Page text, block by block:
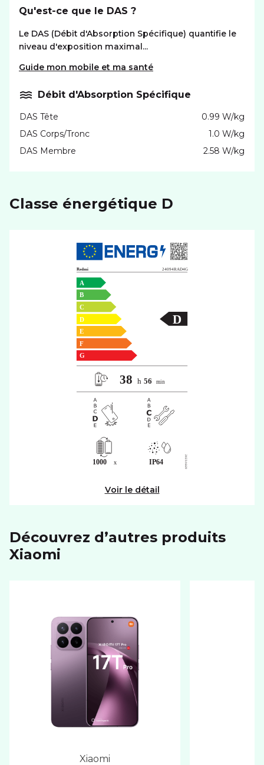
Qu'est-ce que le DAS ?
Le DAS (Débit d'Absorption Spécifique) quantifie le
niveau d'exposition maximal...
Guide mon mobile et ma santé
Débit d'Absorption Spécifique
DAS Tête
0.99 W/kg
DAS Corps/Tronc
1.0 W/kg
DAS Membre
2.58 W/kg
Classe énergétique D
Voir le détail
Découvrez d’autres produits
xiaomi
xiaomi